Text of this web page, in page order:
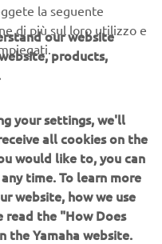
di mobilità ideale
forma di trasporto che
supporto medico,
riducendo al minimo i
la lotta contro
la seguente
di più sul loro utilizzo e
our website
products,
your settings, we'll
all cookies on the
would like to, you can
time. To learn more
website, how we use
read the "How Does
the Yamaha website.